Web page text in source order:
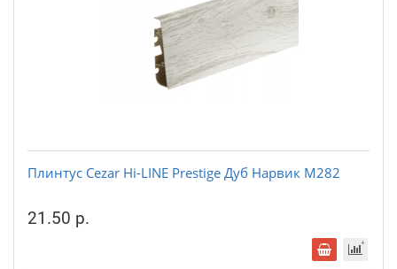
Плинтус Cezar Hi-LINE Prestige Дуб Нарвик М282
21.50 р.